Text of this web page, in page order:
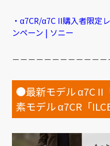
・α7CR/α7C II購入者限定
ンペーン | ソニー
－－－－－－－－－－－
●最新モデル α7C II
素モデル α7CR「